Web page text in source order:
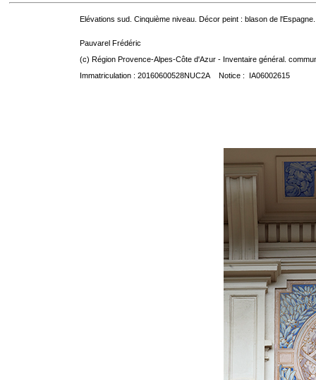
Elévations sud. Cinquième niveau. Décor peint : blason de l'Espagne.
Pauvarel Frédéric
(c) Région Provence-Alpes-Côte d'Azur - Inventaire général.
Immatriculation : 20160600528NUC2A Notice : IA06002615